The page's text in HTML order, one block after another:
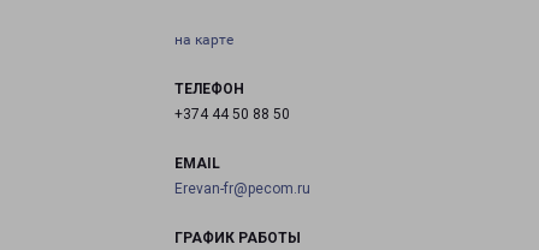
на карте
ТЕЛЕФОН
+374 44 50 88 50
EMAIL
Erevan-fr@pecom.ru
ГРАФИК РАБОТЫ